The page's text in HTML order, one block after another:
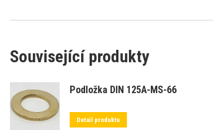
Související produkty
Podložka DIN 125A-MS-66
Detail produktu